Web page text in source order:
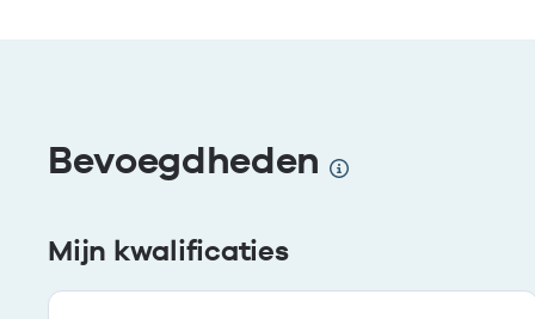
Bevoegdheden
Mijn kwalificaties